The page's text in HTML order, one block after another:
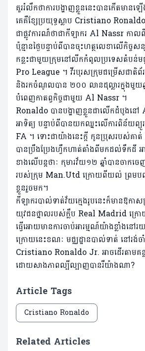
គួររំលឹកថាការបង្ហាញខ្លួននេះបានកើតមាន
គេគឺខ្សែប្រយុទ្ធស្លាប Cristiano Ronaldo
ជាផ្លូវការណ៏ថាជាកីឡាករ Al Nassr កាលពី
ប៉ុន្មានថ្ងៃបន្ទាប់ពីបានចុះហត្ថលេខាលើកិច្ចស
កន្លះជាមួយក្រុមនៅលីកកំពូលប្រទេសតំបន់ម
Pro League ។ វីរបុរសក្រុមជម្រើសជាតិព័
និងរកចំណូលបាន ២០០ លានដុល្លារក្នុងមួយ
បំពេញកាតព្វកិច្ចជាមួយ Al Nassr ។
Ronaldo បានបង្ហាញខ្លួនជាលើកដំបូងនៅ
អាទិត្យ បន្ទាប់ពីបានយកឈ្នះលើការពិន័យព្
FA ។ ទោះជាយ៉ាងនេះក្តី កូនប្រុសរបស់គ
បានប្រឹងប្រែងហ្វឹកហាត់តាំងពីមកដល់ទឹកដី
ខាងលើបន្តថាៈ កុមារវ័យ១២ ឆ្នាំបានចាក
របស់ក្រុម Man.Utd ក្រោយពីយល់ ព្រមបញ្
ខ្លួនរួចមក។
កីឡាករបាល់ទាត់វ័យក្មេងរូបនេះក៏មានឱក
យុវជនថ្នាលរបស់ក្លឹប Real Madrid ក្រ
ធ្វើអោយមានការចាប់អារម្មណ៍យ៉ាងខ្លាំងនៅរ
ក្រោយនេះខណៈ មជ្ឈដ្ឋានបាល់ទាត់ នៅរង់ច
Cristiano Ronaldo Jr. អាចដើរតាមគ
ដោយសាងភាពល្បីល្បាញបានរឺយ៉ាងណា?
Article Tags
Cristiano Ronaldo
Related Articles